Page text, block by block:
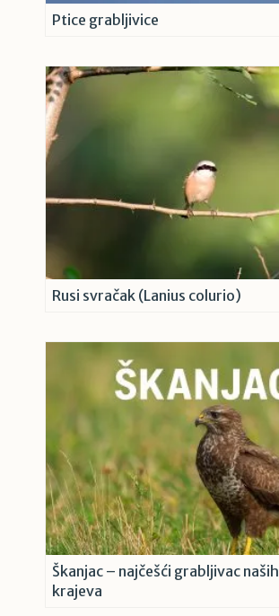
Ptice grabljivice
Rusi svračak (Lanius colurio)
Škanjac – najčešći grabljivac naših
krajeva